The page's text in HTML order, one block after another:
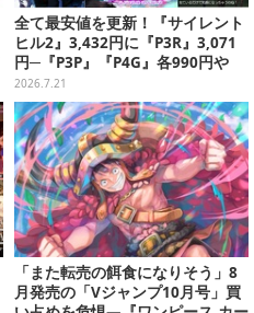
全て最安値を更新！『サイレント
ヒル2』3,432円に『P3R』3,071
円─『P3P』『P4G』各990円や
『ニディガ』598円などがお手頃
過ぎる【eショップ・PS Storeの
お薦めセール】
2026.7.21
「また転売の餌食になりそう」8
月発売の「Vジャンプ10月号」買